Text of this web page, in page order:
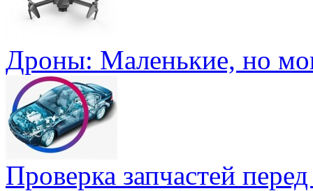
Дроны: Маленькие, но
Проверка запчастей